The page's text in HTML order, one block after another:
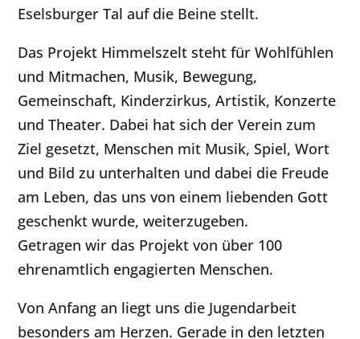
Eselsburger Tal auf die Beine stellt.
Das Projekt Himmelszelt steht für Wohlfühlen
und Mitmachen, Musik, Bewegung,
Gemeinschaft, Kinderzirkus, Artistik, Konzerte
und Theater. Dabei hat sich der Verein zum
Ziel gesetzt, Menschen mit Musik, Spiel, Wort
und Bild zu unterhalten und dabei die Freude
am Leben, das uns von einem liebenden Gott
geschenkt wurde, weiterzugeben.
Getragen wir das Projekt von über 100
ehrenamtlich engagierten Menschen.
Von Anfang an liegt uns die Jugendarbeit
besonders am Herzen. Gerade in den letzten